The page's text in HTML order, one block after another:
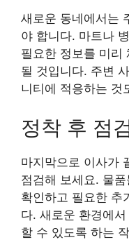
새로운 동네에서는
야 합니다. 마트나
필요한 정보를 미리
될 것입니다. 주변
니티에 적응하는 것
정착 후 점
마지막으로 이사가
점검해 보세요. 물
확인하고 필요한 추
다. 새로운 환경에
할 수 있도록 하는